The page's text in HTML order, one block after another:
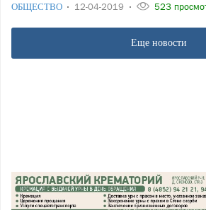
ОБЩЕСТВО 12-04-2019 523
Еще новости